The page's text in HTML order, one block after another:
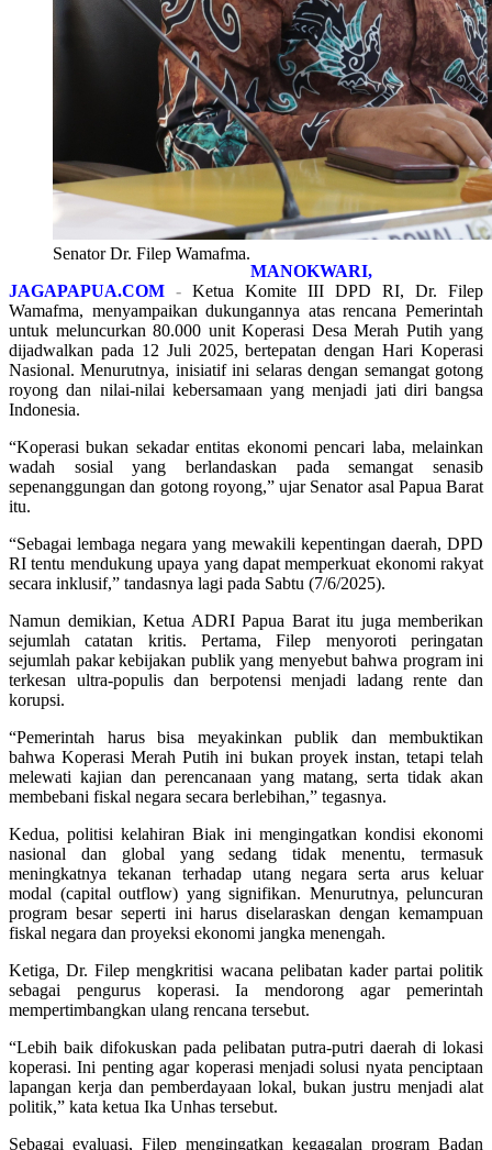
Senator Dr. Filep Wamafma.
MANOKWARI,
JAGAPAPUA.COM - Ketua Komite III DPD RI, Dr. Filep
Wamafma, menyampaikan dukungannya atas rencana Pemerintah
untuk meluncurkan 80.000 unit Koperasi Desa Merah Putih yang
dijadwalkan pada 12 Juli 2025, bertepatan dengan Hari Koperasi
Nasional. Menurutnya, inisiatif ini selaras dengan semangat gotong
royong dan nilai-nilai kebersamaan yang menjadi jati diri bangsa
Indonesia.
“Koperasi bukan sekadar entitas ekonomi pencari laba, melainkan
wadah sosial yang berlandaskan pada semangat senasib
sepenanggungan dan gotong royong,” ujar Senator asal Papua Barat
itu.
“Sebagai lembaga negara yang mewakili kepentingan daerah, DPD
RI tentu mendukung upaya yang dapat memperkuat ekonomi rakyat
secara inklusif,” tandasnya lagi pada Sabtu (7/6/2025).
Namun demikian, Ketua ADRI Papua Barat itu juga memberikan
sejumlah catatan kritis. Pertama, Filep menyoroti peringatan
sejumlah pakar kebijakan publik yang menyebut bahwa program ini
terkesan ultra-populis dan berpotensi menjadi ladang rente dan
korupsi.
“Pemerintah harus bisa meyakinkan publik dan membuktikan
bahwa Koperasi Merah Putih ini bukan proyek instan, tetapi telah
melewati kajian dan perencanaan yang matang, serta tidak akan
membebani fiskal negara secara berlebihan,” tegasnya.
Kedua, politisi kelahiran Biak ini mengingatkan kondisi ekonomi
nasional dan global yang sedang tidak menentu, termasuk
meningkatnya tekanan terhadap utang negara serta arus keluar
modal (capital outflow) yang signifikan. Menurutnya, peluncuran
program besar seperti ini harus diselaraskan dengan kemampuan
fiskal negara dan proyeksi ekonomi jangka menengah.
Ketiga, Dr. Filep mengkritisi wacana pelibatan kader partai politik
sebagai pengurus koperasi. Ia mendorong agar pemerintah
mempertimbangkan ulang rencana tersebut.
“Lebih baik difokuskan pada pelibatan putra-putri daerah di lokasi
koperasi. Ini penting agar koperasi menjadi solusi nyata penciptaan
lapangan kerja dan pemberdayaan lokal, bukan justru menjadi alat
politik,” kata ketua Ika Unhas tersebut.
Sebagai evaluasi, Filep mengingatkan kegagalan program Badan